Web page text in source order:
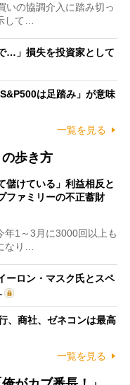
の協調介入に踏み切っ
して…
…」損失を投資家として
は足踏み」が意味
一覧を見る
歩き方
儲けている」利益相反と
ファミリーの不正蓄財
1～3月に3000回以上も
なり…
ーロン・マスク氏とスペ
、商社、ゼネコンは最高
一覧を見る